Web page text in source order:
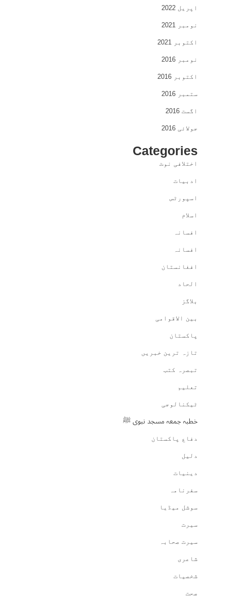
اپریل 2022
نومبر 2021
اکتوبر 2021
نومبر 2016
اکتوبر 2016
ستمبر 2016
اگست 2016
جولائی 2016
Categories
اختلافی نوٹ
ادبیات
اسپورٹس
اسلام
افسانہ
افسانہ
افغانستان
الحاد
بلاگز
بین الاقوامی
پاکستان
تازہ ترین خبریں
تبصرہ کتب
تعلیم
ٹیکنالوجی
خطبہ جمعہ مسجد نبوی ﷺ
دفاع پاکستان
دلیل
دینیات
سفرنامہ
سوشل میڈیا
سیرت
سیرت صحابہ
شاعری
شخصیات
صحت